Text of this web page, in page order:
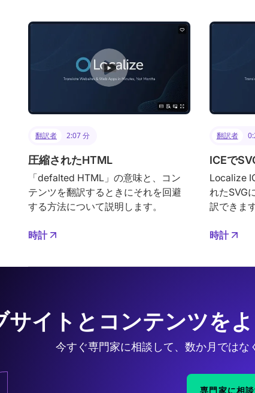
翻訳者 2:07 分
圧縮されたHTML
「defalted HTML」の意味と、コン
テンツを翻訳するときにそれを回避
する方法について説明します。
時計
翻訳者
ICEで
Localize
れたSVG
訳できます
時計
サイトとコンテンツを
今すぐ専門家に相談して、数か月ではな
専門家に相